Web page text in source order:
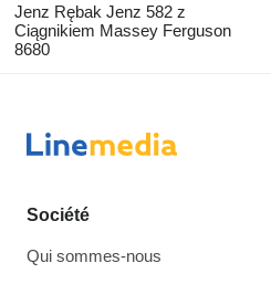
Jenz Rębak Jenz 582 z
Ciągnikiem Massey Ferguson
8680
Société
Qui sommes-nous